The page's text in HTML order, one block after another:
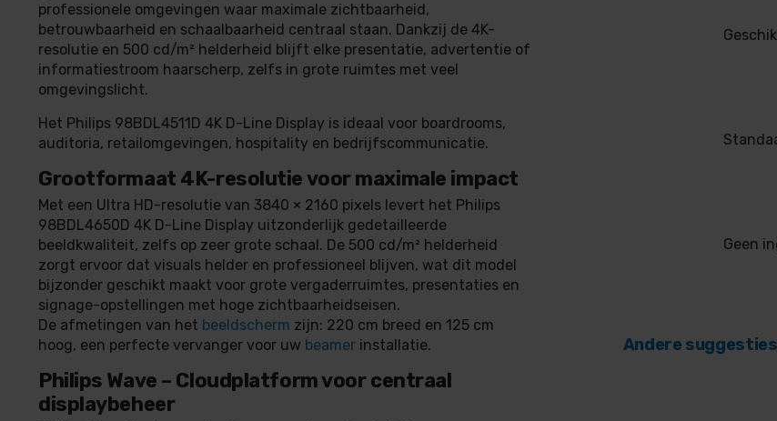
professionele omgevingen waar maximale zichtbaarheid,
betrouwbaarheid en schaalbaarheid centraal staan. Dankzij de 4K-
resolutie en 500 cd/m² helderheid blijft elke presentatie, advertentie of
informatiestroom haarscherp, zelfs in grote ruimtes met veel
omgevingslicht.
Het Philips 98BDL4511D 4K D-Line Display is ideaal voor boardrooms,
auditoria, retailomgevingen, hospitality en bedrijfscommunicatie.
Grootformaat 4K-resolutie voor maximale impact
Met een Ultra HD-resolutie van 3840 × 2160 pixels levert het Philips
98BDL4650D 4K D-Line Display uitzonderlijk gedetailleerde
beeldkwaliteit, zelfs op zeer grote schaal. De 500 cd/m² helderheid
zorgt ervoor dat visuals helder en professioneel blijven, wat dit model
bijzonder geschikt maakt voor grote vergaderruimtes, presentaties en
signage-opstellingen met hoge zichtbaarheidseisen.
De afmetingen van het beeldscherm zijn: 220 cm breed en 125 cm
hoog, een perfecte vervanger voor uw beamer installatie.
Philips Wave – Cloudplatform voor centraal
displaybeheer
Geen
Andere